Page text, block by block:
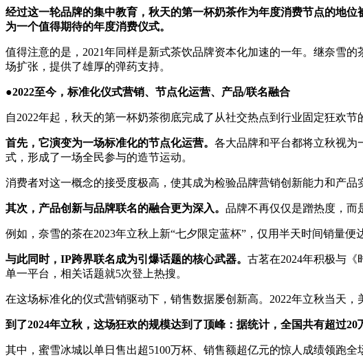
经过这一轮品牌的集中教育，秋天的第一杯奶茶作为年度消费节点的地
为一个值得期待的年度消费仪式。
值得注意的是，2021年同样是新式茶饮品牌资本化加速的一年。继奈雪
场扩张，提供了雄厚的弹药支持。
●2022至今，标准化仪式营销、节点化运营、产品/联名融合
自2022年起，秋天的第一杯奶茶彻底完成了从社交热点到行业固定狂欢
首先，它演变为一场标准化的节点化运营。 各大品牌和平台都将立秋视为
式，形成了一场全民参与的造节运动。
消费者对这一概念的接受度极高，使其成为检验品牌营销创新能力和产品
其次， 产品创新与品牌联名的融合更为深入。 品牌不再仅仅是蹭热度，而
例如，奈雪的茶在2023年立秋上新“七夕限定蓝杯”，仅用半天时间销量便
与此同时， IP跨界联名成为引爆话题的核心武器。 古茗在2024年积极与
单一平台，相关话题就5次登上热搜。
在这场标准化的仪式营销驱动下，销售数据屡创新高。2022年立秋当天
到了2024年立秋，这场狂欢的规模达到了顶峰：据统计，全国共有超过
其中，蜜雪冰城以单日售出超5100万杯、销售额超亿元的惊人成绩领跑